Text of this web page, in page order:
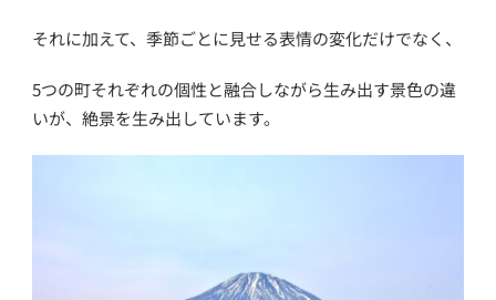
それに加えて、季節ごとに見せる表情の変化だけでなく、
5つの町それぞれの個性と融合しながら生み出す景色の違
いが、絶景を生み出しています。